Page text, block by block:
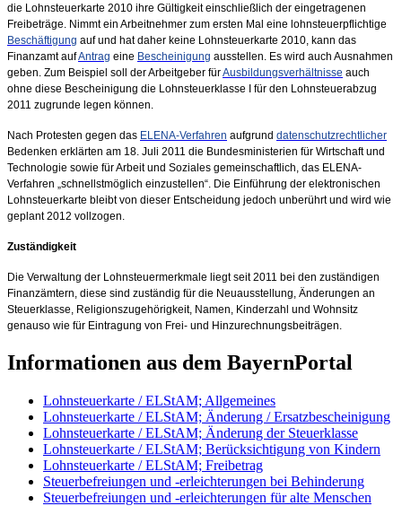
die Lohnsteuerkarte 2010 ihre Gültigkeit einschließlich der eingetragenen
Freibeträge. Nimmt ein Arbeitnehmer zum ersten Mal eine lohnsteuerpflichtige
Beschäftigung auf und hat daher keine Lohnsteuerkarte 2010, kann das
Finanzamt aufAntrag eine Bescheinigung ausstellen. Es wird auch Ausnahmen
geben. Zum Beispiel soll der Arbeitgeber fürAusbildungsverhältnisse auch
ohne diese Bescheinigung die Lohnsteuerklasse I für den Lohnsteuerabzug
2011 zugrunde legen können.
Nach Protesten gegen das ELENA-Verfahren aufgrund datenschutzrechtlicher
Bedenken erklärten am 18. Juli 2011 die Bundesministerien für Wirtschaft und
Technologie sowie für Arbeit und Soziales gemeinschaftlich, das ELENA-
Verfahren „schnellstmöglich einzustellen“. Die Einführung der elektronischen
Lohnsteuerkarte bleibt von dieser Entscheidung jedoch unberührt und wird wie
geplant 2012 vollzogen.
Zuständigkeit
Die Verwaltung der Lohnsteuermerkmale liegt seit 2011 bei den zuständigen
Finanzämtern, diese sind zuständig für die Neuausstellung, Änderungen an
Steuerklasse, Religionszugehörigkeit, Namen, Kinderzahl und Wohnsitz
genauso wie für Eintragung von Frei- und Hinzurechnungsbeiträgen.
Informationen aus dem BayernPortal
Lohnsteuerkarte / ELStAM; Allgemeines
Lohnsteuerkarte / ELStAM; Änderung / Ersatzbescheinigung
Lohnsteuerkarte / ELStAM; Änderung der Steuerklasse
Lohnsteuerkarte / ELStAM; Berücksichtigung von Kindern
Lohnsteuerkarte / ELStAM; Freibetrag
Steuerbefreiungen und -erleichterungen bei Behinderung
Steuerbefreiungen und -erleichterungen für alte Menschen